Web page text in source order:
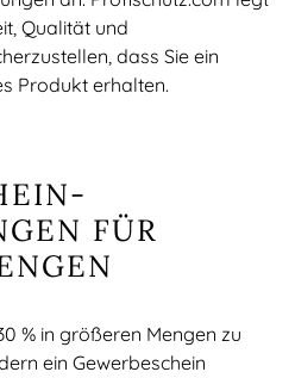
Qualität und
dass Sie ein
Produkt erhalten.
FÜR
% in größeren Mengen zu
ein Gewerbeschein